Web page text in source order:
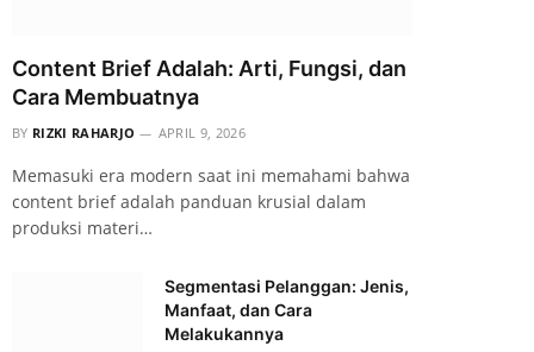
Content Brief Adalah: Arti, Fungsi, dan
Cara Membuatnya
BY RIZKI RAHARJO APRIL 9, 2026
Memasuki era modern saat ini memahami bahwa
content brief adalah panduan krusial dalam
produksi materi…
Segmentasi Pelanggan: Jenis,
Manfaat, dan Cara
Melakukannya